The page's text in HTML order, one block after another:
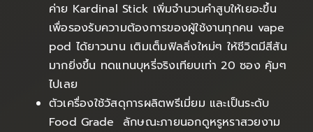
ค่าย Kardinal Stick เพิ่มจำนวนคำสูบให้เยอะขึ้น
เพื่อรองรับความต้องการของผู้ใช้งานทุกคน vape
pod ได้ยาวนาน เติมเต็มฟิลลิ่งใหม่ๆ ให้ชีวิตมีสีสัน
มากยิ่งขึ้น ทดแทนบุหรี่จริงเทียบเท่า 20 ซอง คุ้มๆ
ไปเลย
ตัวเครื่องใช้วัสดุการผลิตพรีเมี่ยม และเป็นระดับ
Food Grade ลักษณะภายนอกดูหรูหราสวยงาม